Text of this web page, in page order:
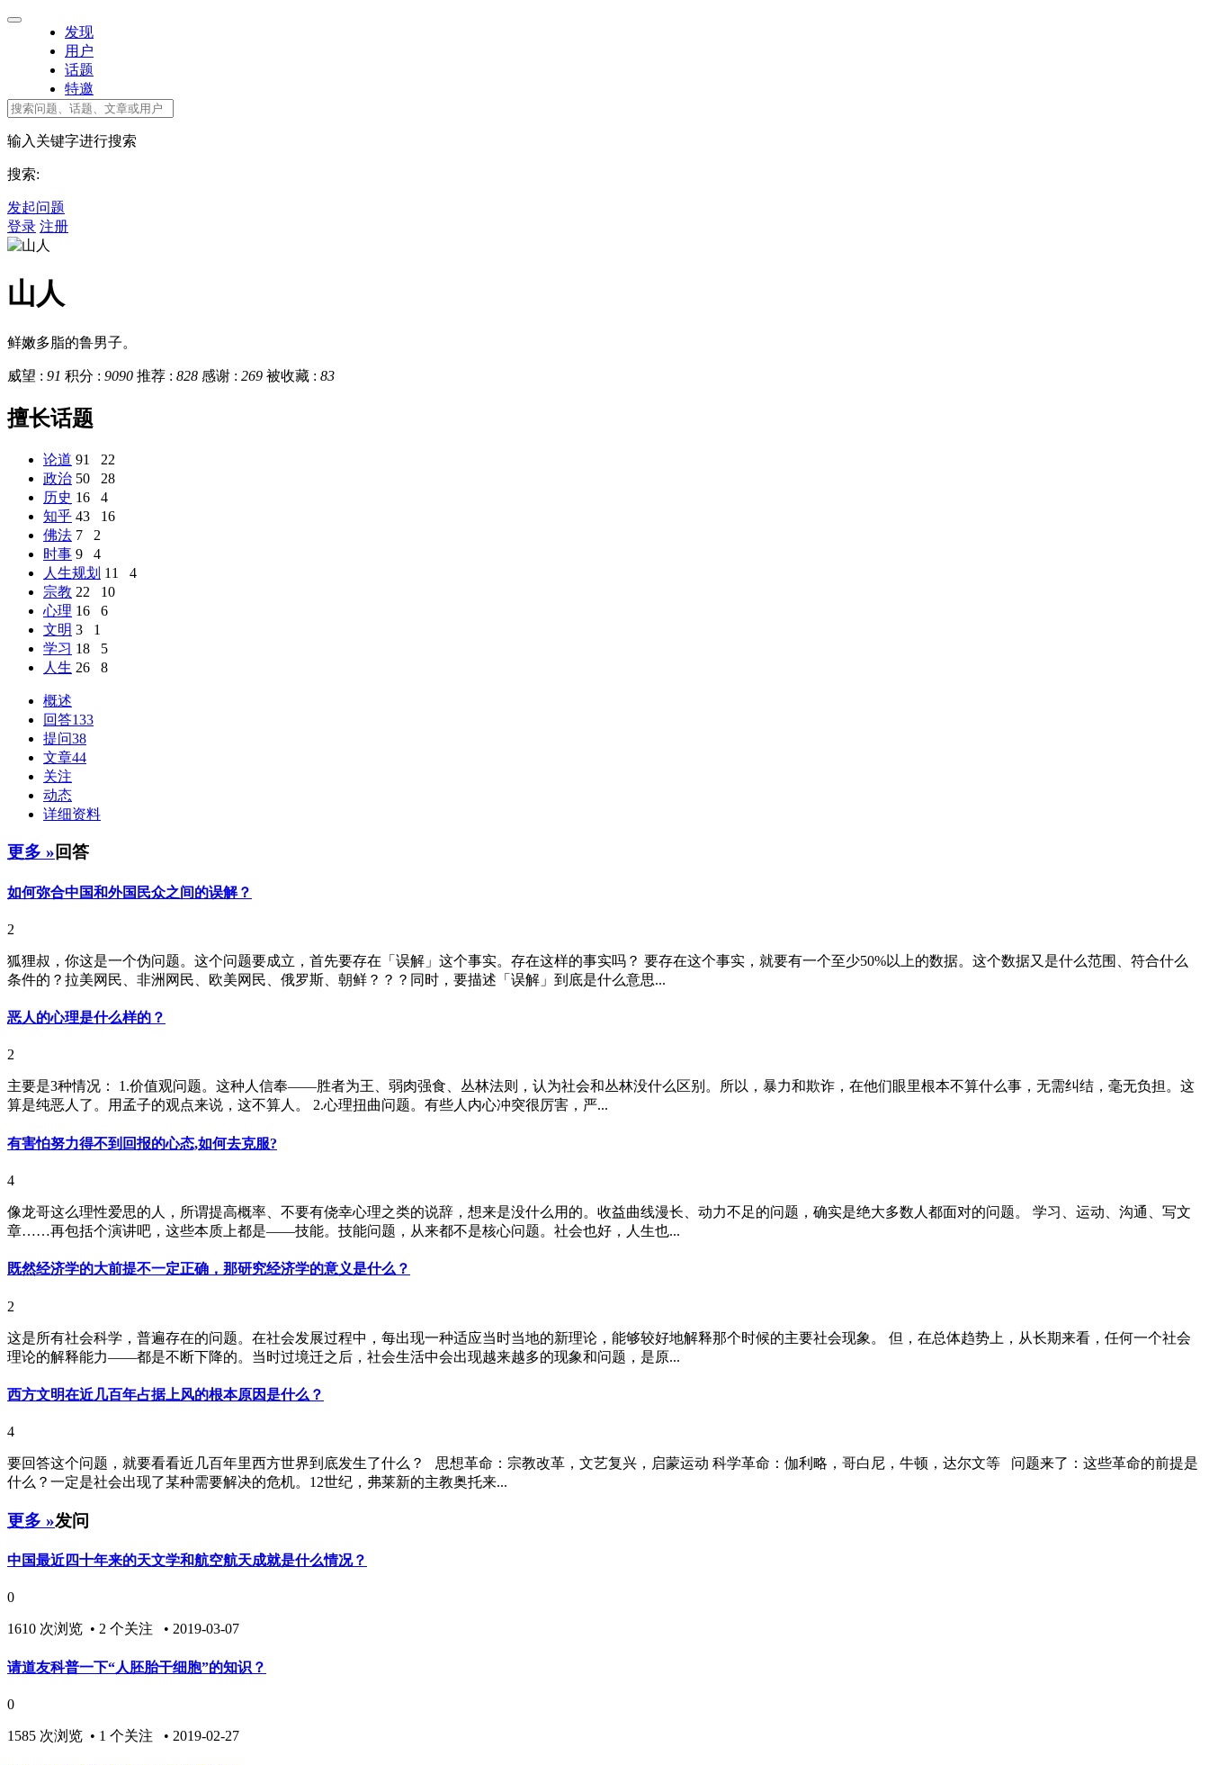
发现
用户
话题
特邀
输入关键字进行搜索
搜索:
发起问题
登录 注册
山人
鲜嫩多脂的鲁男子。
威望 : 91 积分 : 9090 推荐 : 828 感谢 : 269 被收藏 : 83
擅长话题
论道 91 22
政治 50 28
历史 16 4
知乎 43 16
佛法 7 2
时事 9 4
人生规划 11 4
宗教 22 10
心理 16 6
文明 3 1
学习 18 5
人生 26 8
概述
回答133
提问38
文章44
关注
动态
详细资料
更多 »回答
如何弥合中国和外国民众之间的误解？
2
狐狸叔，你这是一个伪问题。这个问题要成立，首先要存在「误解」这个事实。存在这样的事实吗？ 要存在这个事实，就要有一个至少50%以上的数据。这个数据又是什么范围、符合什么
条件的？拉美网民、非洲网民、欧美网民、俄罗斯、朝鲜？？？同时，要描述「误解」到底是什么意思...
恶人的心理是什么样的？
2
主要是3种情况： 1.价值观问题。这种人信奉——胜者为王、弱肉强食、丛林法则，认为社会和丛林没什么区别。所以，暴力和欺诈，在他们眼里根本不算什么事，无需纠结，毫无负担。这
算是纯恶人了。用孟子的观点来说，这不算人。 2.心理扭曲问题。有些人内心冲突很厉害，严...
有害怕努力得不到回报的心态,如何去克服?
4
像龙哥这么理性爱思的人，所谓提高概率、不要有侥幸心理之类的说辞，想来是没什么用的。收益曲线漫长、动力不足的问题，确实是绝大多数人都面对的问题。 学习、运动、沟通、写文
章……再包括个演讲吧，这些本质上都是——技能。技能问题，从来都不是核心问题。社会也好，人生也...
既然经济学的大前提不一定正确，那研究经济学的意义是什么？
2
这是所有社会科学，普遍存在的问题。在社会发展过程中，每出现一种适应当时当地的新理论，能够较好地解释那个时候的主要社会现象。 但，在总体趋势上，从长期来看，任何一个社会
理论的解释能力——都是不断下降的。当时过境迁之后，社会生活中会出现越来越多的现象和问题，是原...
西方文明在近几百年占据上风的根本原因是什么？
4
要回答这个问题，就要看看近几百年里西方世界到底发生了什么？ 思想革命：宗教改革，文艺复兴，启蒙运动 科学革命：伽利略，哥白尼，牛顿，达尔文等 问题来了：这些革命的前提是
什么？一定是社会出现了某种需要解决的危机。12世纪，弗莱新的主教奥托来...
更多 »发问
中国最近四十年来的天文学和航空航天成就是什么情况？
0
1610 次浏览 • 2 个关注 • 2019-03-07
请道友科普一下“人胚胎干细胞”的知识？
0
1585 次浏览 • 1 个关注 • 2019-02-27